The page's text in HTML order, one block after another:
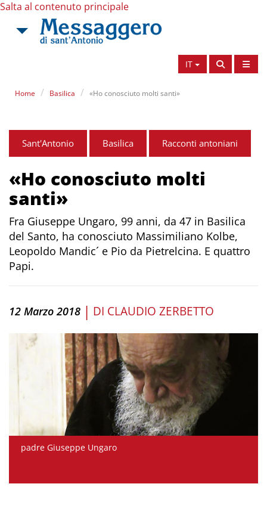
Salta al contenuto principale
IT
Home Basilica «Ho conosciuto molti santi»
Sant'Antonio Basilica Racconti antoniani
«Ho conosciuto molti
santi»
Fra Giuseppe Ungaro, 99 anni, da 47 in Basilica
del Santo, ha conosciuto Massimiliano Kolbe,
Leopoldo Mandic´ e Pio da Pietrelcina. E quattro
Papi.
12 Marzo 2018 | DI CLAUDIO ZERBETTO
padre Giuseppe Ungaro